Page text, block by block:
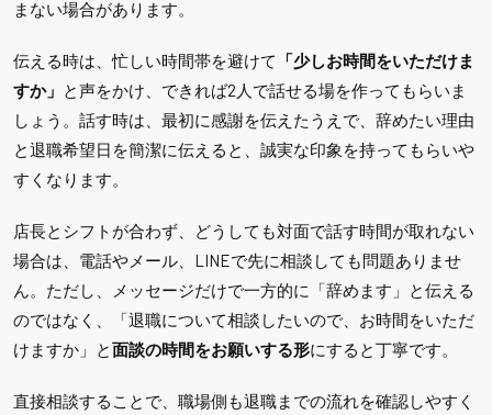
まない場合があります。
伝える時は、忙しい時間帯を避けて
「少しお時間をいただけま
すか」 と声をかけ、できれば2人で話せる場を作ってもらいま
しょう。話す時は、最初に感謝を伝えたうえで、辞めたい理由
と退職希望日を簡潔に伝えると、誠実な印象を持ってもらいや
すくなります。
店長とシフトが合わず、どうしても対面で話す時間が取れない
場合は、電話やメール、LINEで先に相談しても問題ありませ
ん。ただし、メッセージだけで一方的に「辞めます」と伝える
のではなく、「退職について相談したいので、お時間をいただ
けますか」と面談の時間をお願いする形にすると丁寧です。
直接相談することで、職場側も退職までの流れを確認しやすく